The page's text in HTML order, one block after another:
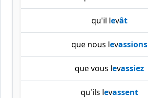
qu'il levât
que nous levassions
que vous levassiez
qu'ils levassent